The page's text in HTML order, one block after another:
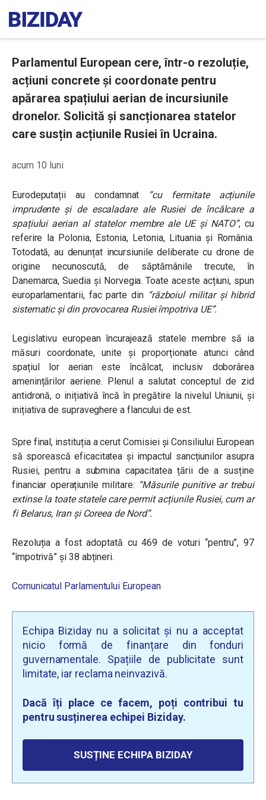
Parlamentul European cere, într-o rezoluție,
acțiuni concrete și coordonate pentru
apărarea spațiului aerian de incursiunile
dronelor. Solicită și sancționarea statelor
care susțin acțiunile Rusiei în Ucraina.
acum 10 luni
Eurodeputații au condamnat
“cu fermitate acțiunile
imprudente și de escaladare ale Rusiei de încălcare a
spațiului aerian al statelor membre ale UE și NATO”, cu
referire la Polonia, Estonia, Letonia, Lituania și România.
Totodată, au denunțat incursiunile deliberate cu drone de
origine necunoscută, de săptămânile trecute, în
Danemarca, Suedia și Norvegia. Toate aceste acțiuni, spun
europarlamentarii, fac parte din“războiul militar și hibrid
sistematic și din provocarea Rusiei împotriva UE”.
Legislativu european încurajează statele membre să ia
măsuri coordonate, unite și proporționate atunci când
spațiul lor aerian este încălcat, inclusiv doborârea
amenințărilor aeriene. Plenul a salutat conceptul de zid
antidronă, o inițiativă încă în pregătire la nivelul Uniunii, și
inițiativa de supraveghere a flancului de est.
Spre final, instituția a cerut Comisiei și Consiliului European
să sporească eficacitatea și impactul sancțiunilor asupra
Rusiei, pentru a submina capacitatea țării de a susține
financiar operațiunile militare: “Măsurile punitive ar trebui
extinse la toate statele care permit acțiunile Rusiei, cum ar
fi Belarus, Iran și Coreea de Nord”.
Rezoluția a fost adoptată cu 469 de voturi “pentru”, 97
“împotrivă” și 38 abțineri.
Comunicatul Parlamentului European
Echipa Biziday nu a solicitat și nu a acceptat
nicio formă de finanțare din fonduri
guvernamentale. Spațiile de publicitate sunt
limitate, iar reclama neinvazivă.
Dacă îți place ce facem, poți contribui tu
pentru susținerea echipei Biziday.
SUSȚINE ECHIPA BIZIDAY